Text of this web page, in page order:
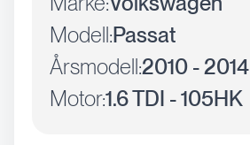
Modell:Passat
Årsmodell:2010 - 2014
Motor:1.6 TDI - 105HK